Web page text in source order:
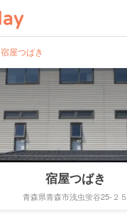
宿屋つばき
宿屋つばき
青森県青森市浅虫蛍谷25-２５